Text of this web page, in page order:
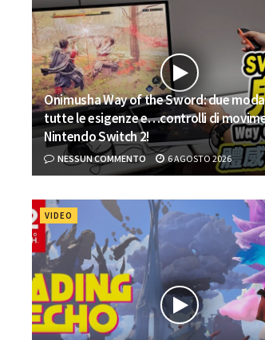
Onimusha Way of the Sword: due
tutte le esigenze e…controlli di
Nintendo Switch 2!
NESSUN COMMENTO 6 AGOSTO 2026
VIDEO